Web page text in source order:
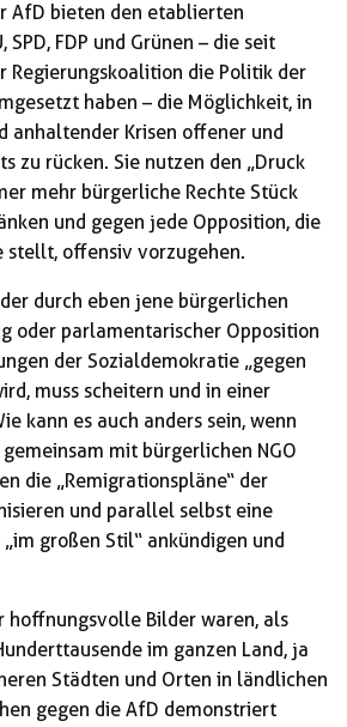
AfD bieten den etablierten
SPD, FDP und Grünen – die seit
Regierungskoalition die Politik der
haben – die Möglichkeit, in
anhaltender Krisen offener und
zu rücken. Sie nutzen den „Druck
mehr bürgerliche Rechte Stück
und gegen jede Opposition, die
stellt, offensiv vorzugehen.
durch eben jene bürgerlichen
oder parlamentarischer Opposition
der Sozialdemokratie „gegen
muss scheitern und in einer
kann es auch anders sein, wenn
mit bürgerlichen NGO
die „Remigrationspläne“ der
und parallel selbst eine
großen Stil“ ankündigen und
hoffnungsvolle Bilder waren, als
im ganzen Land, ja
Städten und Orten in ländlichen
gegen die AfD demonstriert